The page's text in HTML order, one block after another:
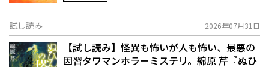
試し読み 2026年07月31日
【試し読み】怪異も怖いが人も怖い、最悪の
因習タワマンホラーミステリ。綿原 芹『ぬひ